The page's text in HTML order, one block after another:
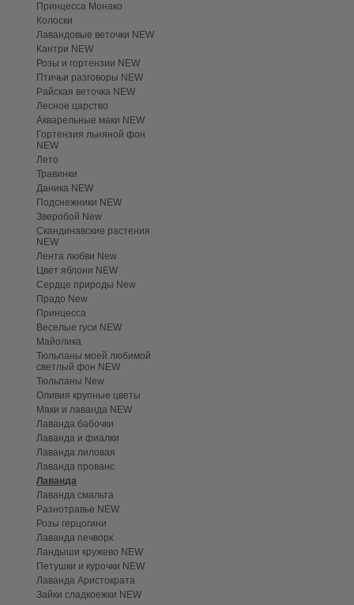
Принцесса Монако
Колоски
Лавандовые веточки NEW
Кантри NEW
Розы и гортензии NEW
Птичьи разговоры NEW
Райская веточка NEW
Лесное царство
Акварельные маки NEW
Гортензия льняной фон
NEW
Лето
Травинки
Даника NEW
Подснежники NEW
Зверобой New
Скандинавские растения
NEW
Лента любви New
Цвет яблони NEW
Сердце природы New
Прадо New
Принцесса
Веселые гуси NEW
Майолика
Тюльпаны моей любимой
светлый фон NEW
Тюльпаны New
Оливия крупные цветы
Маки и лаванда NEW
Лаванда бабочки
Лаванда и фиалки
Лаванда лиловая
Лаванда прованс
Лаванда
Лаванда смальта
Разнотравье NEW
Розы герцогини
Лаванда печворк
Ландыши кружево NEW
Петушки и курочки NEW
Лаванда Аристократа
Зайки сладкоежки NEW